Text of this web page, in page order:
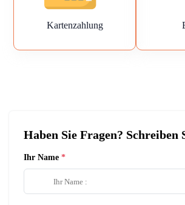
Kartenzahlung
Haben Sie Fragen? Schreiben
Ihr Name